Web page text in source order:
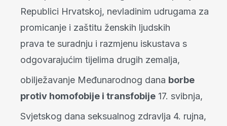
Republici Hrvatskoj, nevladinim udrugama za
promicanje i zaštitu ženskih ljudskih
prava te suradnju i razmjenu iskustava s
odgovarajućim tijelima drugih zemalja,
obilježavanje Međunarodnog dana borbe
protiv homofobije i transfobije 17. svibnja,
Svjetskog dana seksualnog zdravlja 4. rujna,